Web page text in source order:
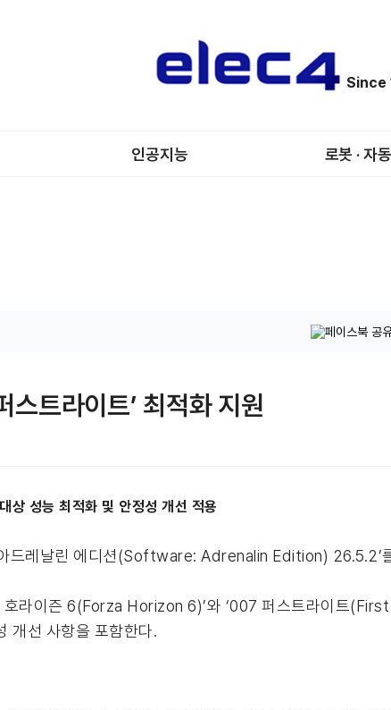
Since
인공지능 로봇 · 자
스트라이트’ 최적화 지원
성능 최적화 및 안정성 개선 적용
드레날린 에디션(Software: Adrenalin Edition) 26.5.2’
호라이즌 6(Forza Horizon 6)’와 ‘007 퍼스트라이트
개선 사항을 포함한다.